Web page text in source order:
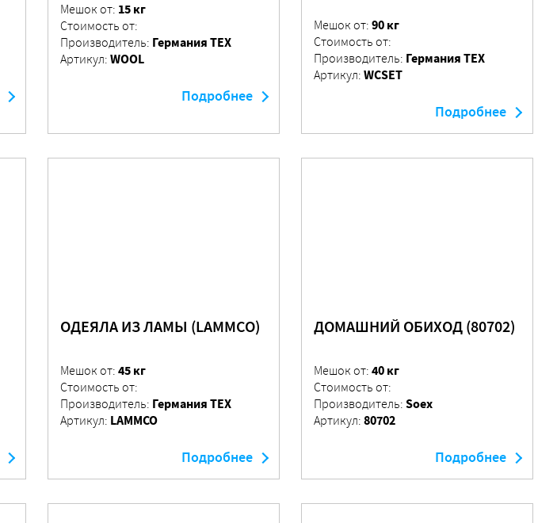
Мешок от: 15 кг
Стоимость от:
Производитель: Германия ТЕХ
Артикул: WOOL
Подробнее
Мешок от: 90 кг
Стоимость от:
Производитель: Германия ТЕХ
Артикул: WCSET
Подробнее
ОДЕЯЛА ИЗ ЛАМЫ (LAMMCO)
Мешок от: 45 кг
Стоимость от:
Производитель: Германия ТЕХ
Артикул: LAMMCO
Подробнее
ДОМАШНИЙ ОБИХОД (80702)
Мешок от: 40 кг
Стоимость от:
Производитель: Soex
Артикул: 80702
Подробнее